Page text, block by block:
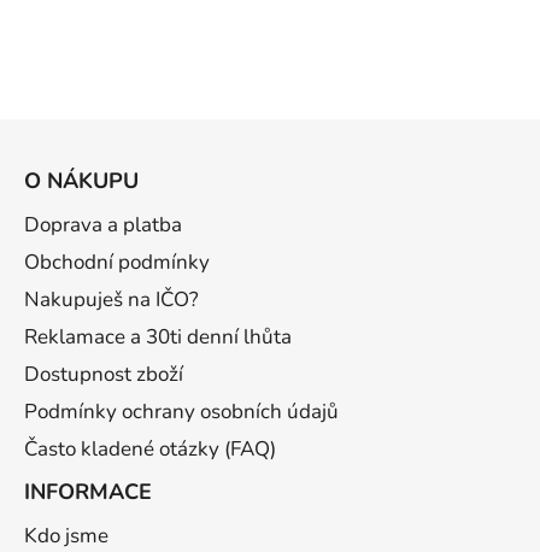
O NÁKUPU
Doprava a platba
Obchodní podmínky
Nakupuješ na IČO?
Reklamace a 30ti denní lhůta
Dostupnost zboží
Podmínky ochrany osobních údajů
Často kladené otázky (FAQ)
INFORMACE
Kdo jsme